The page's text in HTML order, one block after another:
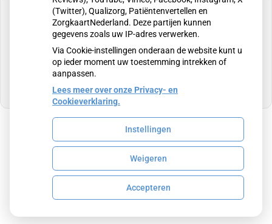
U heeft geen toestemming gegeven voor
externe inhoud die nodig is om dit te zien.
Cookie-instellingen wijzigen
Uw Zorg Online
Cookie-instellingen
(Twitter), Qualizorg, Patiëntenvertellen en
ZorgkaartNederland. Deze partijen kunnen
gegevens zoals uw IP-adres verwerken.
Via Cookie-instellingen onderaan de website kunt u
op ieder moment uw toestemming intrekken of
aanpassen.
Lees meer over onze Privacy- en
Cookieverklaring.
Instellingen
Weigeren
Accepteren